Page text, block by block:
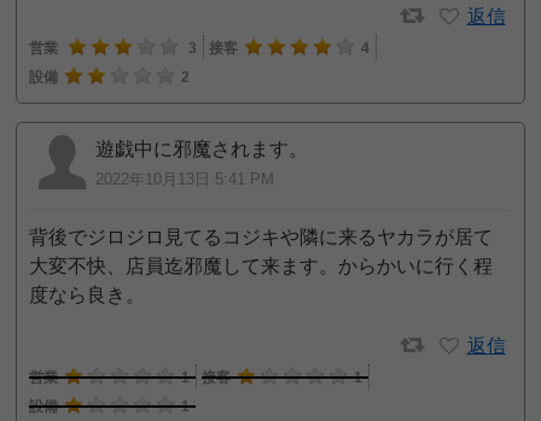
返信
営業 3 接客
4
設備
2
遊戯中に邪魔されます。
2022年10月13日 5:41 PM
背後でジロジロ見てるコジキや隣に来るヤカラが居て
大変不快、店員迄邪魔して来ます。からかいに行く程
度なら良き。
返信
営業 1 接客
1
設備
1